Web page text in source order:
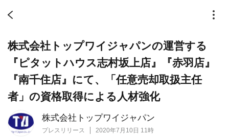
株式会社トップワイジャパン
プレスリリース 2020年7月10日 11時
株式会社トップワイジャパンの運営する
『ピタットハウス志村坂上店』『赤羽店』
『南千住店』にて、「任意売却取扱主任
者」の資格取得による人材強化